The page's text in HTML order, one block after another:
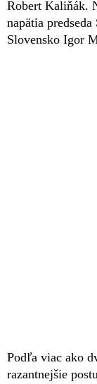
Robert Kaliňák.
napätia
Slovensko Igor
Podľa viac ako
razantnejšie